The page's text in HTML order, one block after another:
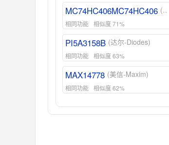
MC74HC406MC74HC406 (安森美-ON)
相同功能 相似度 71%
PI5A3158B (达尔-Diodes)
相同功能 相似度 63%
MAX14778 (美信-Maxim)
相同功能 相似度 62%
ADG1439 (亚德诺-ADI)